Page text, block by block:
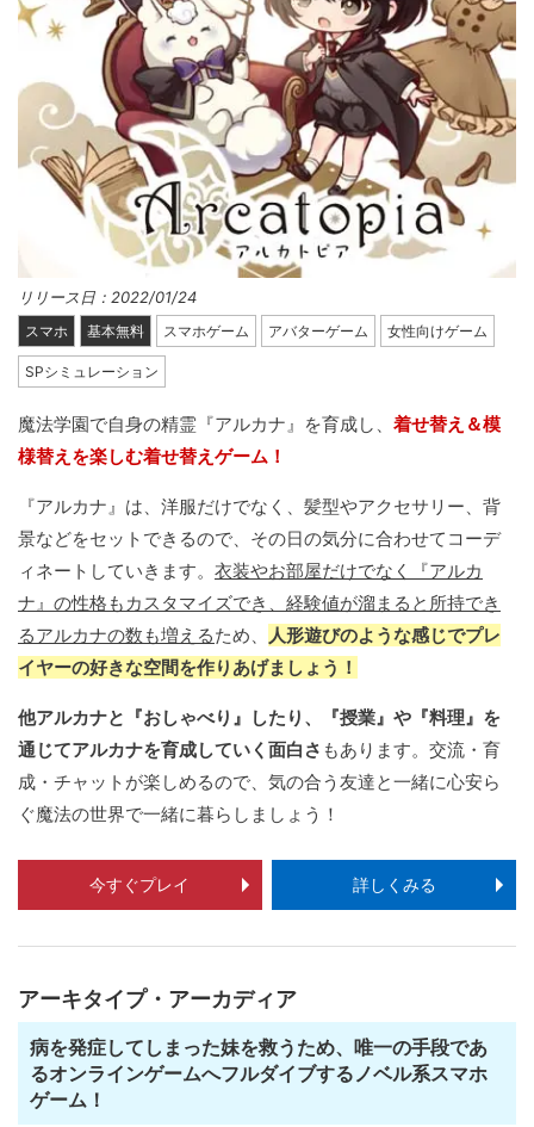
リリース日：2022/01/24
スマホ 基本無料 スマホゲーム アバターゲーム 女性向けゲーム
SPシミュレーション
魔法学園で自身の精霊『アルカナ』を育成し、 着せ替え＆模
様替えを楽しむ着せ替えゲーム！
『アルカナ』は、洋服だけでなく、髪型やアクセサリー、背
景などをセットできるので、その日の気分に合わせてコーデ
ィネートしていきます。 衣装やお部屋だけでなく『アルカ
ナ』の性格もカスタマイズでき、経験値が溜まると所持でき
るアルカナの数も増えるため、
人形遊びのような感じでプレ
イヤーの好きな空間を作りあげましょう！
他アルカナと『おしゃべり』したり、『授業』や『料理』を
通じてアルカナを育成していく面白さ もあります。交流・育
成・チャットが楽しめるので、気の合う友達と一緒に心安ら
ぐ魔法の世界で一緒に暮らしましょう！
今すぐプレイ 詳しくみる
アーキタイプ・アーカディア
病を発症してしまった妹を救うため、唯一の手段であ
るオンラインゲームへフルダイブするノベル系スマホ
ゲーム！